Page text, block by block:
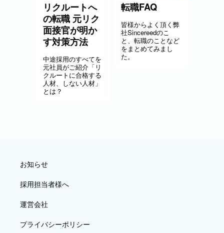
リクルートへ
の転職 元リク
面接官が明か
す対策方法
中途採用のすべてを
元社員がご紹介「リ
クルートに合格する
人材、しない人材」
とは？
転職FAQ
皆様からよく頂く弊
社Sincereedのこ
と、転職のことなど
をまとめてみまし
た。
お知らせ
採用担当者様へ
運営会社
プライバシーポリシー